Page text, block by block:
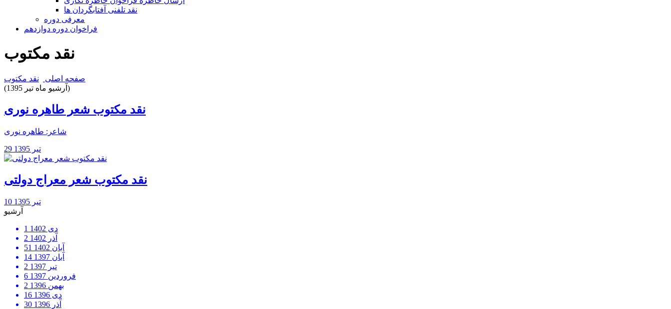
نقد تلفنی آفتابگردان ها
معرفی دوره
فراخوان دوره دوازدهم
نقد مکتوب
صفحه اصلی
نقد مکتوب
(آرشیو ماه تیر 1395)
نقد مکتوب شعر طاهره نوری
شاعر: طاهره نوری
29 تیر 1395
نقد مکتوب شعر معراج دولتی
10 تیر 1395
آرشیو
دی 1402
1
آذر 1402
2
آبان 1402
51
آبان 1397
14
تیر 1397
2
فروردین 1397
6
بهمن 1396
2
دی 1396
16
آذر 1396
30